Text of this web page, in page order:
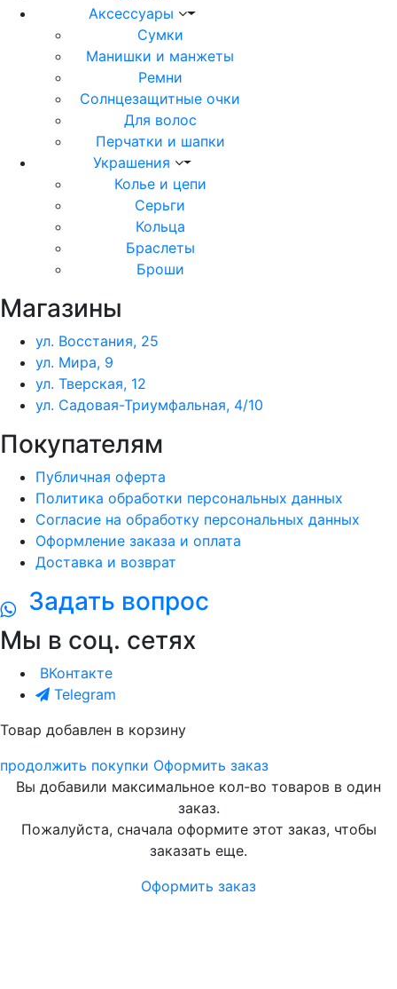
Аксессуары
Сумки
Манишки и манжеты
Ремни
Солнцезащитные очки
Для волос
Перчатки и шапки
Украшения
Колье и цепи
Серьги
Кольца
Браслеты
Броши
Магазины
ул. Восстания, 25
ул. Мира, 9
ул. Тверская, 12
ул. Садовая-Триумфальная, 4/10
Покупателям
Публичная оферта
Политика обработки персональных данных
Согласие на обработку персональных данных
Оформление заказа и оплата
Доставка и возврат
Задать вопрос
Мы в соц. сетях
ВКонтакте
Telegram
Товар добавлен в корзину
продолжить покупки Оформить заказ
Вы добавили максимальное кол-во товаров в один
заказ.
Пожалуйста, сначала оформите этот заказ, чтобы
заказать еще.
Оформить заказ